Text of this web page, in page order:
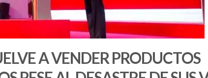
A VENDER PRODUCTOS